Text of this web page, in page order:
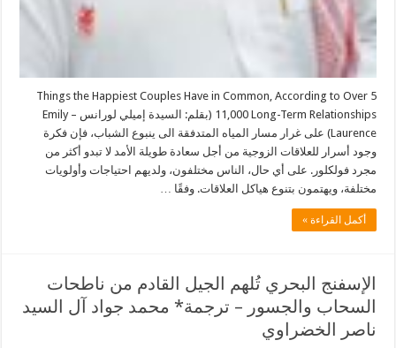
5 Things the Happiest Couples Have in Common, According to Over
11,000 Long-Term Relationships (بقلم: السيدة إميلي لورانس – Emily
Laurence) على غرار مسار المياه المتدفقة الى ينبوع الشباب، فإن فكرة
وجود أسرار للعلاقات الزوجية من أجل سعادة طويلة الأمد لا تبدو أكثر من
مجرد فولكلور. على أي حال، الناس مختلفون، ولديهم احتياجات وأولويات
مختلفة، ويهتمون بتنوع هياكل العلاقات. وفقًا …
أكمل القراءة »
الإسفنج البحري تُلهم الجيل القادم من ناطحات
السحاب والجسور – ترجمة* محمد جواد آل السيد
ناصر الخضراوي